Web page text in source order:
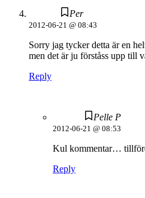
Per
2012-06-21 @ 08:43
Sorry jag tycker detta är en
men det är ju förståss upp till
Reply
Pelle P
2012-06-21 @ 08:53
Kul kommentar…
Reply